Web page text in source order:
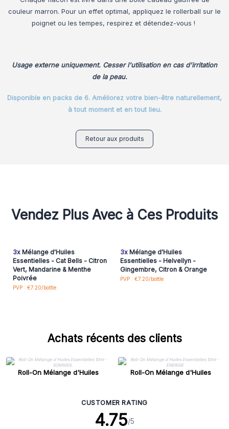
couleur marron. Pour un effet optimal, appliquez le rollerball sur le
poignet ou les tempes, respirez et détendez-vous !
Usage externe uniquement. Cesser l'utilisation en cas d'irritation
de la peau.
Disponible en packs de 6. Améliorez votre bien-être naturellement,
à tout moment et en tout lieu.
Retour aux produits
Vendez Plus Avec à Ces Produits
3xMélange d'Huiles
Essentielles - Cat Bells - Citron
Vert, Mandarine & Menthe
Poivrée
PVP : €7.20/bottle
3xMélange d'Huiles
Essentielles - Helvellyn -
Gingembre, Citron & Orange
PVP : €7.20/bottle
Achats récents des clients
Roll-On Mélange d'Huiles
Roll-On Mélange d'Huiles
CUSTOMER RATING
4.75/5